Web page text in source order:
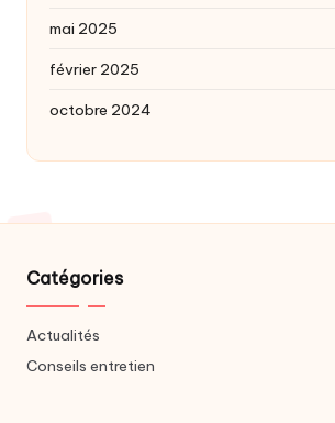
mai 2025
février 2025
octobre 2024
Catégories
Actualités
Conseils entretien